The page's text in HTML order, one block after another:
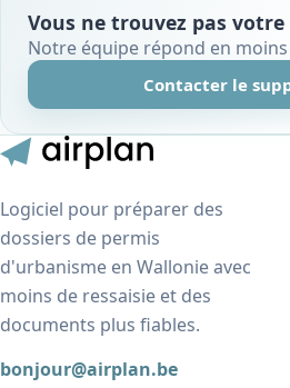
Vous ne trouvez pas votre
Notre équipe répond en moins
Contacter le
Logiciel pour préparer des
dossiers de permis
d'urbanisme en Wallonie avec
moins de ressaisie et des
documents plus fiables.
bonjour@airplan.be